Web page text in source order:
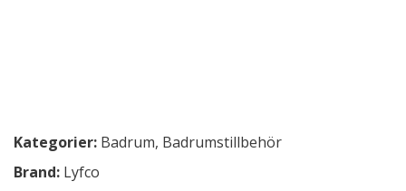
Kategorier: Badrum, Badrumstillbehör
Brand: Lyfco